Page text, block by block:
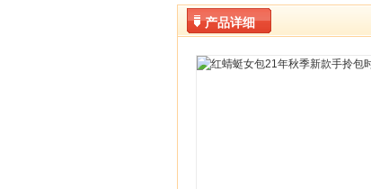
产品详细